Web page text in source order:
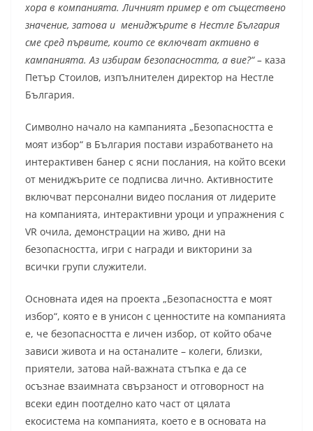
хора в компанията. Личният пример е от съществено
значение, затова и мениджърите в Нестле България
сме сред първите, които се включват активно в
кампанията. Аз избирам безопасността, а вие?“ – каза
Петър Стоилов, изпълнителен директор на Нестле
България.
Символно начало на кампанията „Безопасността е
моят избор“ в България постави изработването на
интерактивен банер с ясни послания, на който всеки
от мениджърите се подписва лично. Активностите
включват персонални видео послания от лидерите
на компанията, интерактивни уроци и упражнения с
VR очила, демонстрации на живо, дни на
безопасността, игри с награди и викторини за
всички групи служители.
Основната идея на проекта „Безопасността е моят
избор“, която е в унисон с ценностите на компанията
е, че безопасността е личен избор, от който обаче
зависи живота и на останалите – колеги, близки,
приятели, затова най-важната стъпка е да се
осъзнае взаимната свързаност и отговорност на
всеки един поотделно като част от цялата
екосистема на компанията, което е в основата на